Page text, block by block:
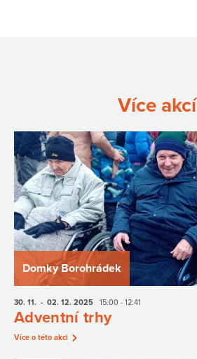
Více akcí
Domky Borohrádek
30. 11. - 02. 12. 2025 15:00 - 12:41
Adventní trhy
Více o této akci